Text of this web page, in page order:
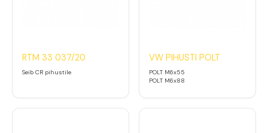
RTM 33 037/20
Seib CR pihustile
VW PIHUSTI POLT
POLT M6x55
POLT M6x88